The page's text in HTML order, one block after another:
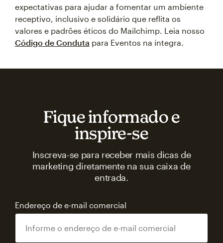
expectativas para ajudar a fomentar um ambiente
receptivo, inclusivo e solidário que reflita os
valores e padrões éticos do Mailchimp. Leia nosso
Código de Conduta para Eventos na íntegra.
Fique informado e
inspire‑se
Inscreva-se para receber mais dicas de
marketing diretamente na sua caixa de
entrada.
Endereço de e-mail comercial